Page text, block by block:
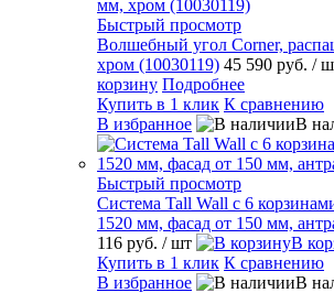
Быстрый просмотр
Волшебный угол Corner,
хром (10030119) 45 590 руб. /
корзину Подробнее
Купить в 1 клик К сравнению
В избранное
В
Быстрый просмотр
Система Tall Wall с 6
1520 мм, фасад от 150 мм,
116 руб. / шт В
Купить в 1 клик К сравнению
В избранное
В